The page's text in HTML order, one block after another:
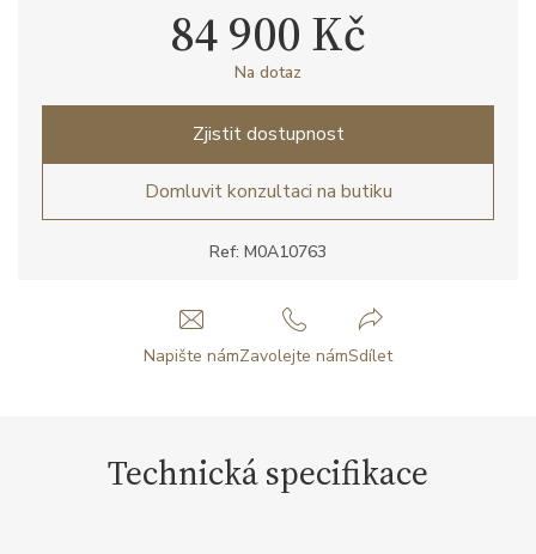
Ref: M0A10763
84 900 Kč
Na dotaz
Zjistit dostupnost
Domluvit konzultaci na butiku
Napište námZavolejte námSdílet
Technická specifikace